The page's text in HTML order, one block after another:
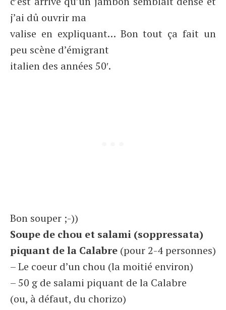
j’ai dû ouvrir ma
valise en expliquant… Bon tout ça fait un
peu scène d’émigrant
italien des années 50′.
Bon souper ;-))
Soupe de chou et salami (soppressata)
piquant de la Calabre (pour 2-4 personnes)
– Le coeur d’un chou (la moitié environ)
– 50 g de salami piquant de la Calabre
(ou, à défaut, du chorizo)